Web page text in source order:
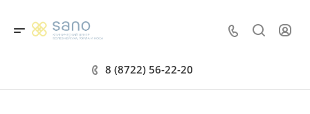
8 (8722) 56-22-20